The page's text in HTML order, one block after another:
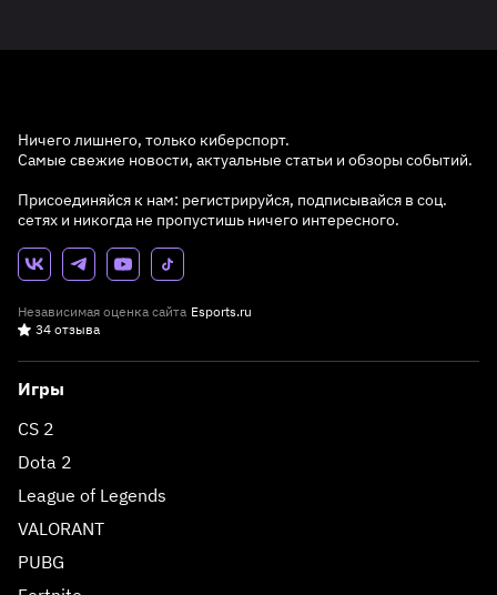
Ничего лишнего, только киберспорт.
Самые свежие новости, актуальные статьи и обзоры событий.
Присоединяйся к нам: регистрируйся, подписывайся в соц.
сетях и никогда не пропустишь ничего интересного.
Независимая оценка сайта Esports.ru
34 отзыва
Игры
CS 2
Dota 2
League of Legends
VALORANT
PUBG